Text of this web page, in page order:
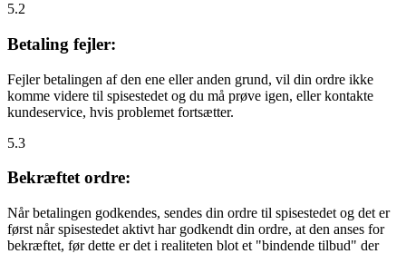
5.2
Betaling fejler:
Fejler betalingen af den ene eller anden grund, vil din ordre ikke
komme videre til spisestedet og du må prøve igen, eller kontakte
kundeservice, hvis problemet fortsætter.
5.3
Bekræftet ordre:
Når betalingen godkendes, sendes din ordre til spisestedet og det er
først når spisestedet aktivt har godkendt din ordre, at den anses for
bekræftet, før dette er det i realiteten blot et "bindende tilbud" der